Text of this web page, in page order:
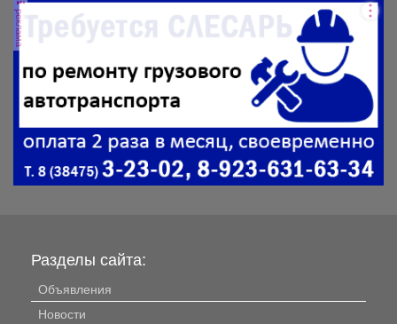
реклама
Разделы сайта:
Объявления
Новости